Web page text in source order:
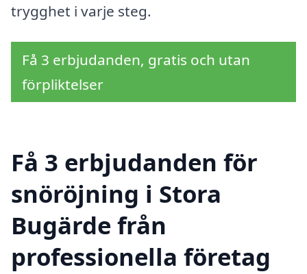
trygghet i varje steg.
Få 3 erbjudanden, gratis och utan
förpliktelser
Få 3 erbjudanden för
snöröjning i Stora
Bugärde från
professionella företag